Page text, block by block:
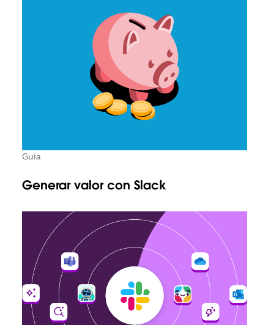
Guía
Generar valor con Slack